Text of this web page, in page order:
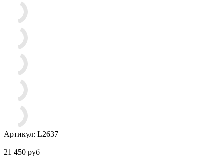
Артикул: L2637
21 450 руб